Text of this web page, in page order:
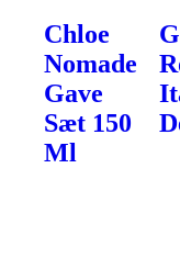
Chloe
Nomade
Gave
Sæt 150
Ml